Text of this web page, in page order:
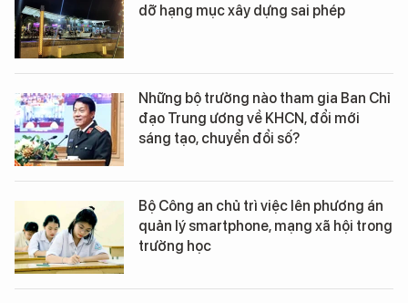
dỡ hạng mục xây dựng sai phép
Những bộ trưởng nào tham gia Ban Chỉ
đạo Trung ương về KHCN, đổi mới
sáng tạo, chuyển đổi số?
Bộ Công an chủ trì việc lên phương án
quản lý smartphone, mạng xã hội trong
trường học